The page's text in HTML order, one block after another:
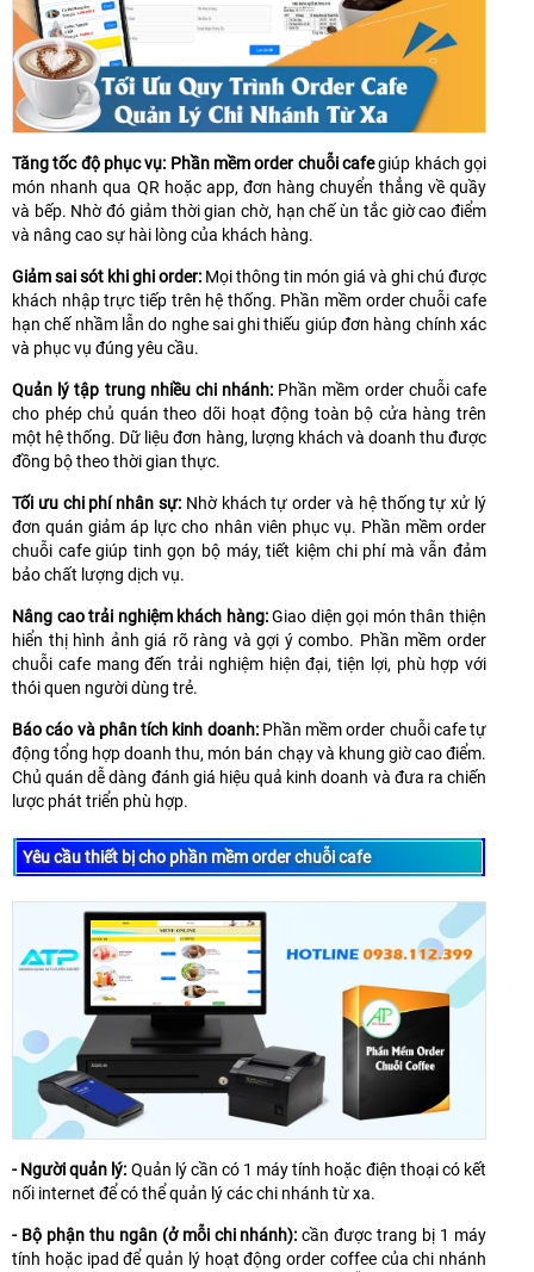
Tăng tốc độ phục vụ: Phần mềm order chuỗi cafegiúp khách gọi
món nhanh qua QR hoặc app, đơn hàng chuyển thẳng về quầy
và bếp. Nhờ đó giảm thời gian chờ, hạn chế ùn tắc giờ cao điểm
và nâng cao sự hài lòng của khách hàng.
Giảm sai sót khi ghi order: Mọi thông tin món giá và ghi chú được
khách nhập trực tiếp trên hệ thống. Phần mềm order chuỗi cafe
hạn chế nhầm lẫn do nghe sai ghi thiếu giúp đơn hàng chính xác
và phục vụ đúng yêu cầu.
Quản lý tập trung nhiều chi nhánh: Phần mềm order chuỗi cafe
cho phép chủ quán theo dõi hoạt động toàn bộ cửa hàng trên
một hệ thống. Dữ liệu đơn hàng, lượng khách và doanh thu được
đồng bộ theo thời gian thực.
Tối ưu chi phí nhân sự: Nhờ khách tự order và hệ thống tự xử lý
đơn quán giảm áp lực cho nhân viên phục vụ. Phần mềm order
chuỗi cafe giúp tinh gọn bộ máy, tiết kiệm chi phí mà vẫn đảm
bảo chất lượng dịch vụ.
Nâng cao trải nghiệm khách hàng:Giao diện gọi món thân thiện
hiển thị hình ảnh giá rõ ràng và gợi ý combo. Phần mềm order
chuỗi cafe mang đến trải nghiệm hiện đại, tiện lợi, phù hợp với
thói quen người dùng trẻ.
Báo cáo và phân tích kinh doanh:Phần mềm order chuỗi cafe tự
động tổng hợp doanh thu, món bán chạy và khung giờ cao điểm.
Chủ quán dễ dàng đánh giá hiệu quả kinh doanh và đưa ra chiến
lược phát triển phù hợp.
Yêu cầu thiết bị cho phần mềm order chuỗi cafe
- Người quản lý: Quản lý cần có 1 máy tính hoặc điện thoại có kết
nối internet để có thể quản lý các chi nhánh từ xa.
- Bộ phận thu ngân (ở mỗi chi nhánh): cần được trang bị 1 máy
tính hoặc ipad để quản lý hoạt động order coffee của chi nhánh